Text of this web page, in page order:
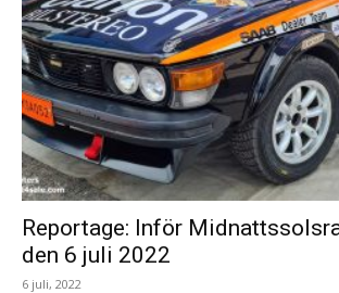
Reportage: Inför
den 6 juli 2022
6 juli, 2022